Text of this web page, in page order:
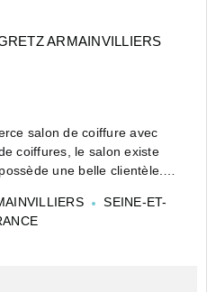
ARMAINVILLIERS
salon de coiffure avec
coiffures, le salon existe
une belle clientèle.
secteur Gretz-To...
SEINE-ET-